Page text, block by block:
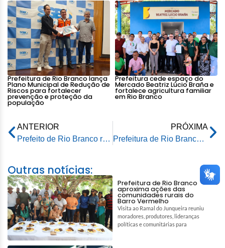
Prefeitura de Rio Branco lança
Plano Municipal de Redução de
Riscos para fortalecer
prevenção e proteção da
população
Prefeitura cede espaço do
Mercado Beatriz Lúcio Braña e
fortalece agricultura familiar
em Rio Branco
ANTERIOR
Prefeito de Rio Branco reúne prefeitos dos municípios acreanos em encontro com bancada federal na Amac
PRÓXIMA
Prefeitura de Rio Branco beneficia 110 famílias nas comunidades do Espalha e Riozinho do Rola com sacolões, kits higiene e colchões
Outras notícias:
Prefeitura de Rio Branco
aproxima ações das
comunidades rurais do
Barro Vermelho
Visita ao Ramal do Junqueira reuniu
moradores, produtores, lideranças
políticas e comunitárias para